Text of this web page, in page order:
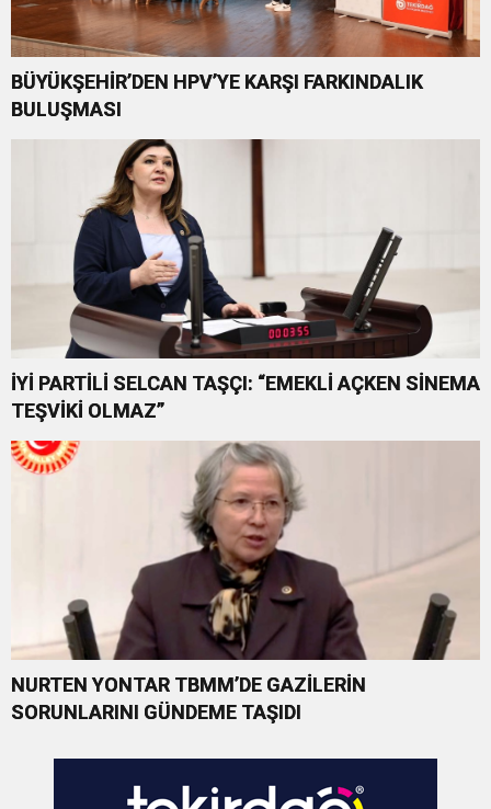
BÜYÜKŞEHİR’DEN HPV’YE KARŞI FARKINDALIK
BULUŞMASI
İYİ PARTİLİ SELCAN TAŞÇI: “EMEKLİ AÇKEN SİNEMA
TEŞVİKİ OLMAZ”
NURTEN YONTAR TBMM’DE GAZİLERİN
SORUNLARINI GÜNDEME TAŞIDI